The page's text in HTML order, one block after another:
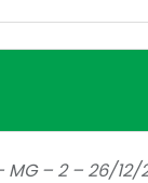
– 2 – 26/